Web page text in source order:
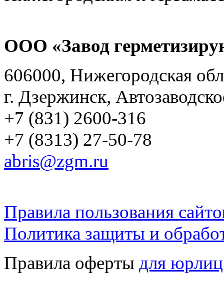
ООО «Завод
606000, Нижегородская
г. Дзержинск,
+7 (831) 2600-316
+7 (8313) 27-50-78
abris@zgm.ru
Правила пользования
Политика защиты и
Правила оферты для